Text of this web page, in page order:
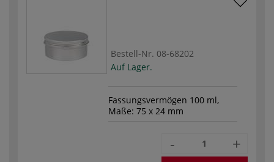
Bestell-Nr. 08-68202
Auf Lager.
Fassungsvermögen 100 ml,
Maße: 75 x 24 mm
- +